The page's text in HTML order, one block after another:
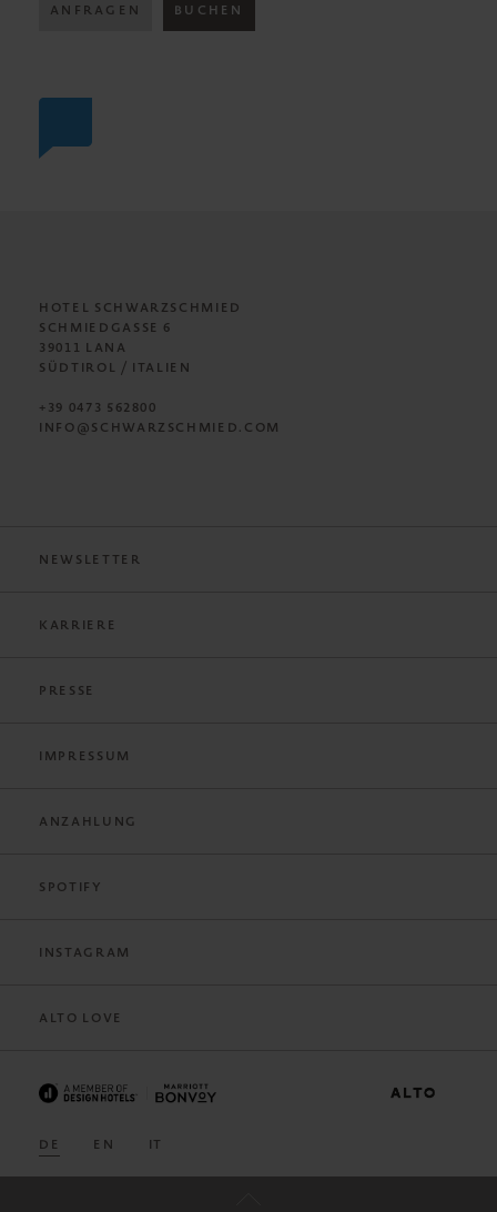
ANFRAGEN BUCHEN
HOTEL SCHWARZSCHMIED
SCHMIEDGASSE 6
39011 LANA
SÜDTIROL / ITALIEN
+39 0473 562800
INFO@SCHWARZSCHMIED.COM
NEWSLETTER
KARRIERE
PRESSE
IMPRESSUM
ANZAHLUNG
SPOTIFY
INSTAGRAM
ALTO LOVE
DE EN IT